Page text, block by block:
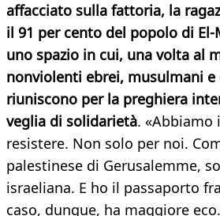
affacciato sulla fattoria, la
il 91 per cento del popolo di El-
uno spazio in cui, una volta al
nonviolenti ebrei, musulmani e
riuniscono per la preghiera
veglia di solidarietà. «Abbiamo
resistere. Non solo per noi.
palestinese di Gerusalemme,
israeliana. E ho il passaporto
caso, dunque, ha maggiore